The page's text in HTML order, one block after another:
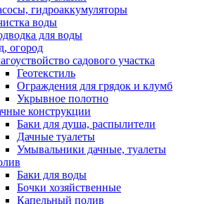
гидроаккумуляторы
воды
для воды
огород
садового участка
Геотекстиль
Ограждения для грядок и клумб
Укрывное полотно
конструкции
Баки для душа, распылители
Дачные туалеты
Умывальники дачные, туалеты
Баки для воды
Бочки хозяйственные
Капельный полив